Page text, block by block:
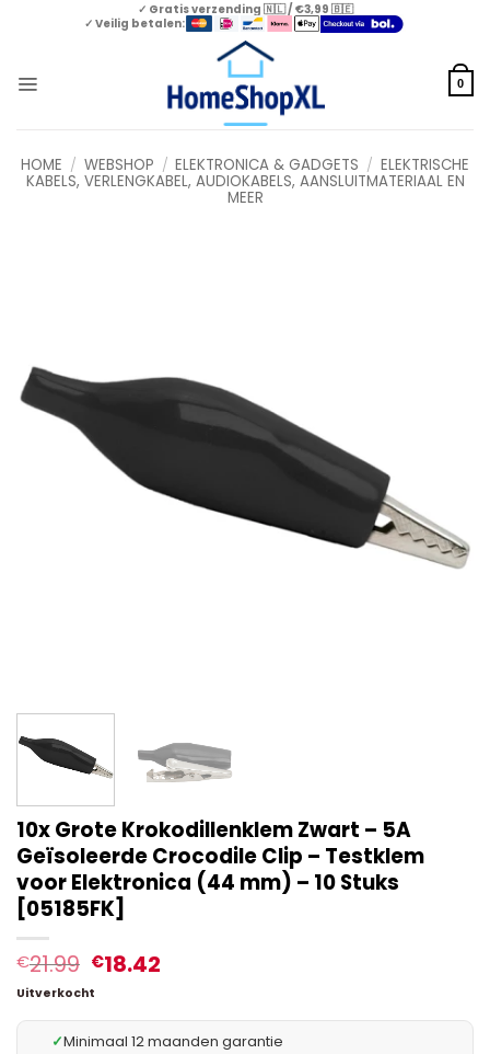
✓ Gratis verzending 🇳🇱 / €3,99 🇧🇪
✓ Veilig betalen:
0
HOME / WEBSHOP / ELEKTRONICA & GADGETS / ELEKTRISCHE
KABELS, VERLENGKABEL, AUDIOKABELS, AANSLUITMATERIAAL EN
MEER
10x Grote Krokodillenklem Zwart – 5A
Geïsoleerde Crocodile Clip – Testklem
voor Elektronica (44 mm) – 10 Stuks
[05185FK]
€21.99 €18.42
Uitverkocht
✓Minimaal 12 maanden garantie